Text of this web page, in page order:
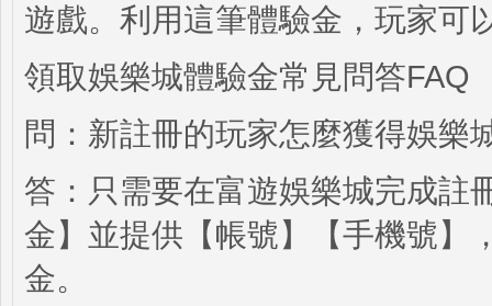
遊戲。利用這筆體驗金，玩家可
領取娛樂城體驗金常見問答FAQ
問：新註冊的玩家怎麼獲得娛樂
答：只需要在富遊娛樂城完成註
金】並提供【帳號】【手機號】
金。